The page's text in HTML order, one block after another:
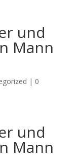
und
Mann
| 0
und
Mann